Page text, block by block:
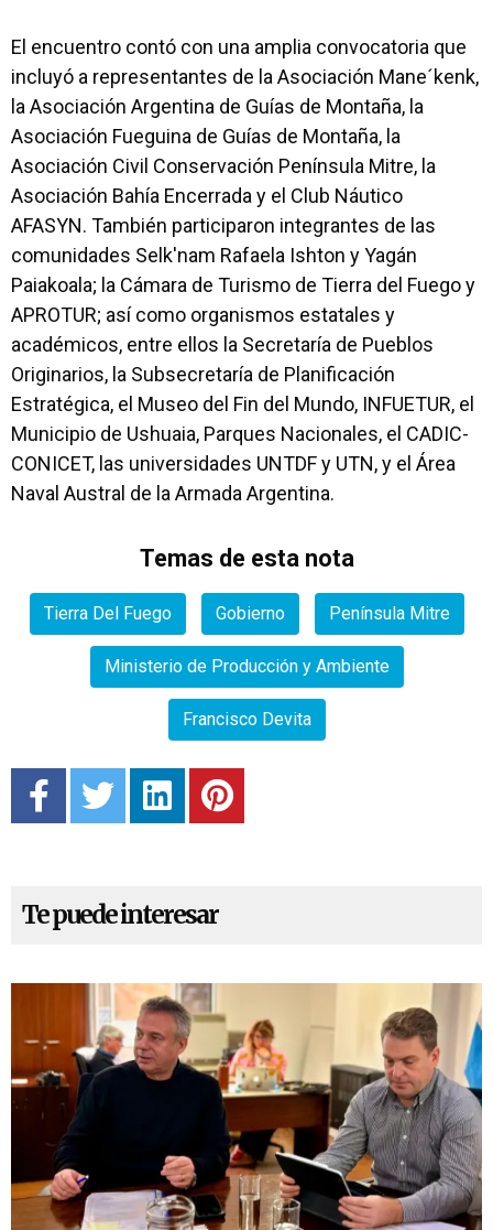
El encuentro contó con una amplia convocatoria que
incluyó a representantes de la Asociación Mane´kenk,
la Asociación Argentina de Guías de Montaña, la
Asociación Fueguina de Guías de Montaña, la
Asociación Civil Conservación Península Mitre, la
Asociación Bahía Encerrada y el Club Náutico
AFASYN. También participaron integrantes de las
comunidades Selk'nam Rafaela Ishton y Yagán
Paiakoala; la Cámara de Turismo de Tierra del Fuego y
APROTUR; así como organismos estatales y
académicos, entre ellos la Secretaría de Pueblos
Originarios, la Subsecretaría de Planificación
Estratégica, el Museo del Fin del Mundo, INFUETUR, el
Municipio de Ushuaia, Parques Nacionales, el CADIC-
CONICET, las universidades UNTDF y UTN, y el Área
Naval Austral de la Armada Argentina.
Temas de esta nota
Tierra Del Fuego Gobierno Península Mitre
Ministerio de Producción y Ambiente
Francisco Devita
Te puede interesar